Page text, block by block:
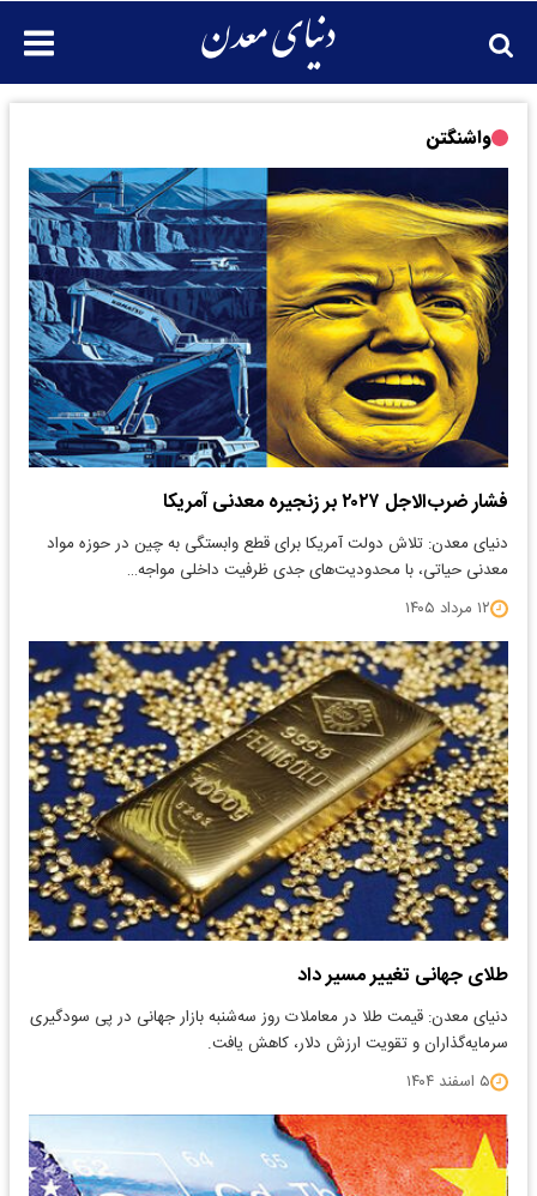
واشنگتن
فشار ضرب‌الاجل ۲۰۲۷ بر زنجیره معدنی آمریکا
دنیای معدن: تلاش دولت آمریکا برای قطع وابستگی به چین در حوزه مواد
معدنی حیاتی، با محدودیت‌های جدی ظرفیت داخلی مواجه…
۱۲ مرداد ۱۴۰۵
طلای جهانی تغییر مسیر داد
دنیای معدن: قیمت طلا در معاملات روز سه‌شنبه بازار جهانی در پی سودگیری
سرمایه‌گذاران و تقویت ارزش دلار، کاهش یافت.
۵ اسفند ۱۴۰۴